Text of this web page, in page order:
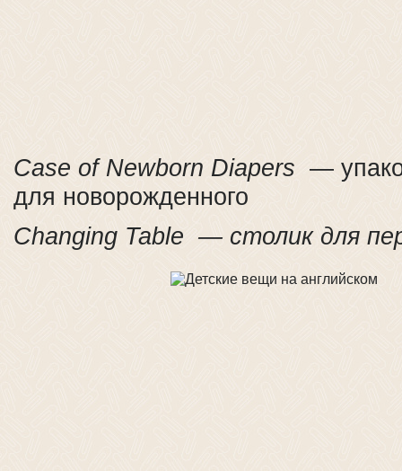
Case of Newborn Diapers —
для новорожденного
Changing Table — столик для